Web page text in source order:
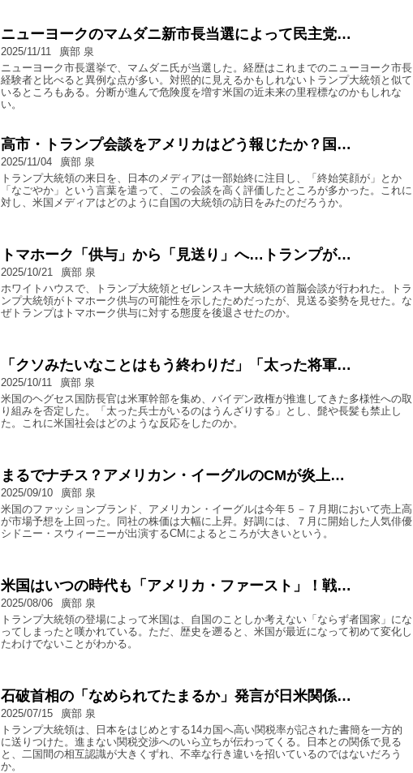
ニューヨークのマムダニ新市長当選によって民主党…
2025/11/11
廣部 泉
ニューヨーク市長選挙で、マムダニ氏が当選した。経歴はこれまでのニューヨーク市長
経験者と比べると異例な点が多い。対照的に見えるかもしれないトランプ大統領と似て
いるところもある。分断が進んで危険度を増す米国の近未来の里程標なのかもしれな
い。
高市・トランプ会談をアメリカはどう報じたか？国…
2025/11/04
廣部 泉
トランプ大統領の来日を、日本のメディアは一部始終に注目し、「終始笑顔が」とか
「なごやか」という言葉を遣って、この会談を高く評価したところが多かった。これに
対し、米国メディアはどのように自国の大統領の訪日をみたのだろうか。
トマホーク「供与」から「見送り」へ…トランプが…
2025/10/21
廣部 泉
ホワイトハウスで、トランプ大統領とゼレンスキー大統領の首脳会談が行われた。トラ
ンプ大統領がトマホーク供与の可能性を示したためだったが、見送る姿勢を見せた。な
ぜトランプはトマホーク供与に対する態度を後退させたのか。
「クソみたいなことはもう終わりだ」「太った将軍…
2025/10/11
廣部 泉
米国のヘグセス国防長官は米軍幹部を集め、バイデン政権が推進してきた多様性への取
り組みを否定した。「太った兵士がいるのはうんざりする」とし、髭や長髪も禁止し
た。これに米国社会はどのような反応をしたのか。
まるでナチス？アメリカン・イーグルのCMが炎上…
2025/09/10
廣部 泉
米国のファッションブランド、アメリカン・イーグルは今年５－７月期において売上高
が市場予想を上回った。同社の株価は大幅に上昇。好調には、７月に開始した人気俳優
シドニー・スウィーニーが出演するCMによるところが大きいという。
米国はいつの時代も「アメリカ・ファースト」！戦…
2025/08/06
廣部 泉
トランプ大統領の登場によって米国は、自国のことしか考えない「ならず者国家」にな
ってしまったと嘆かれている。ただ、歴史を遡ると、米国が最近になって初めて変化し
たわけでないことがわかる。
石破首相の「なめられてたまるか」発言が日米関係…
2025/07/15
廣部 泉
トランプ大統領は、日本をはじめとする14カ国へ高い関税率が記された書簡を一方的
に送りつけた。進まない関税交渉へのいら立ちが伝わってくる。日本との関係で見る
と、二国間の相互認識が大きくずれ、不幸な行き違いを招いているのではないだろう
か。